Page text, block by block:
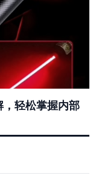
轻松掌握内部